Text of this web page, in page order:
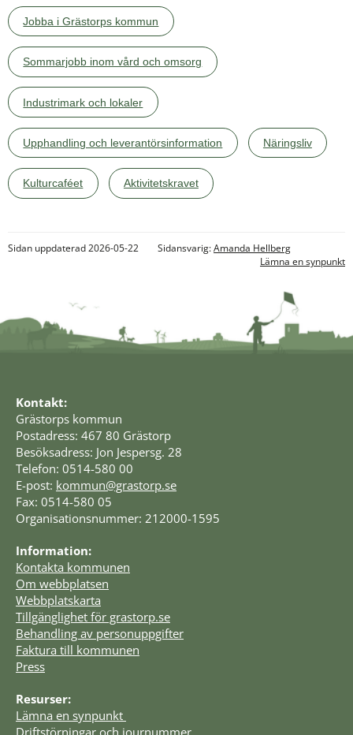
Jobba i Grästorps kommun
Sommarjobb inom vård och omsorg
Industrimark och lokaler
Upphandling och leverantörsinformation Näringsliv
Kulturcaféet Aktivitetskravet
Sidan uppdaterad 2026-05-22 Sidansvarig:Amanda Hellberg
Lämna en synpunkt
Kontakt:
Grästorps kommun
Postadress: 467 80 Grästorp
Besöksadress: Jon Jespersg. 28
Telefon: 0514-580 00
E-post: kommun@grastorp.se
Fax: 0514-580 05
Organisationsnummer: 212000-1595
Information:
Kontakta kommunen
Om webbplatsen
Webbplatskarta
Tillgänglighet för grastorp.se
Behandling av personuppgifter
Faktura till kommunen
Press
Resurser:
Lämna en synpunkt